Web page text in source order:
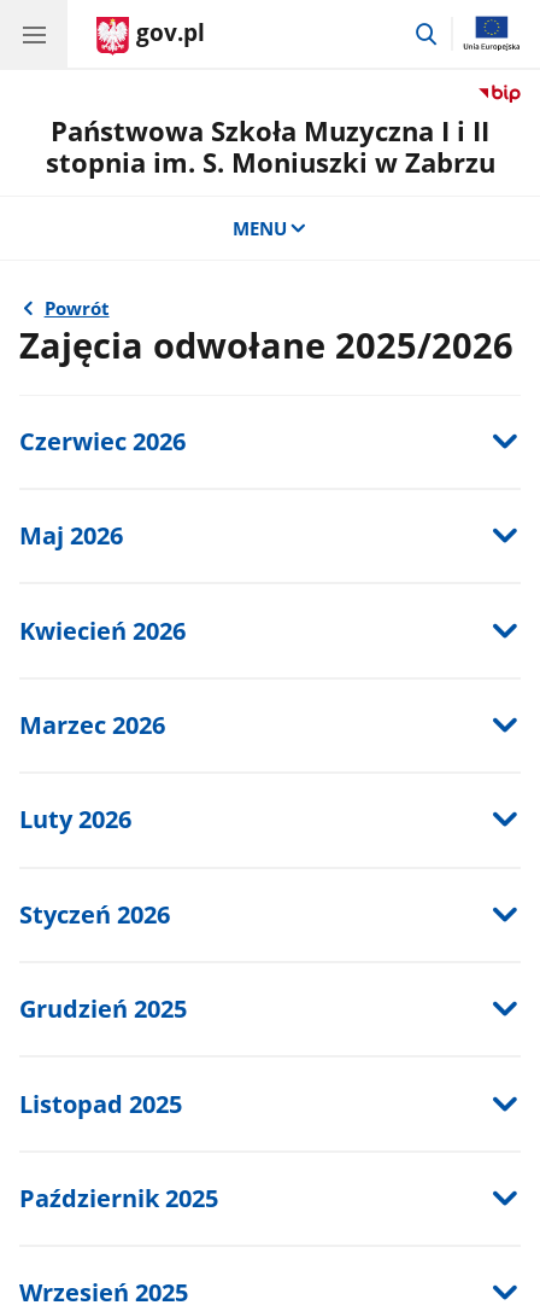
gov.pl
przejdź
Państwowa Szkoła Muzyczna I i II
stopnia im. S. Moniuszki w Zabrzu
MENU
Powrót
Zajęcia odwołane 2025/2026
Czerwiec 2026
Maj 2026
Kwiecień 2026
Marzec 2026
Luty 2026
Styczeń 2026
Grudzień 2025
Listopad 2025
Październik 2025
Wrzesień 2025